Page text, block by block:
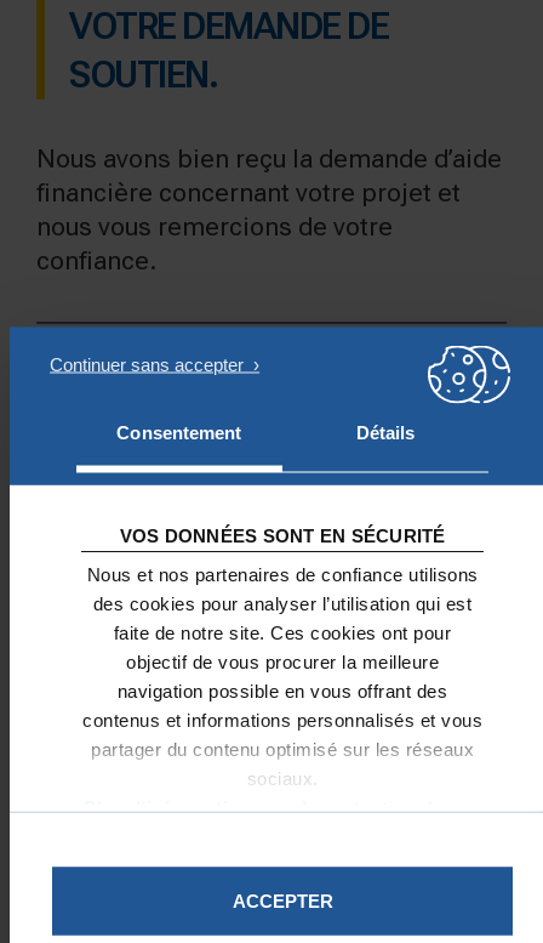
Consentement Détails
VOS DONNÉES SONT EN SÉCURITÉ
Nous et nos partenaires de confiance utilisons
des cookies pour analyser l’utilisation qui est
faite de notre site. Ces cookies ont pour
objectif de vous procurer la meilleure
navigation possible en vous offrant des
contenus et informations personnalisés et vous
partager du contenu optimisé sur les réseaux
sociaux.
Plus d'informations sur la protection de vos
ACCEPTER
VOTRE DEMANDE DE
SOUTIEN.
Nous avons bien reçu la demande d’aide
financière concernant votre projet et
nous vous remercions de votre
confiance.
Pour toute question, n’hésitez pas à
01 78 91 91 26
NOUS AIDER